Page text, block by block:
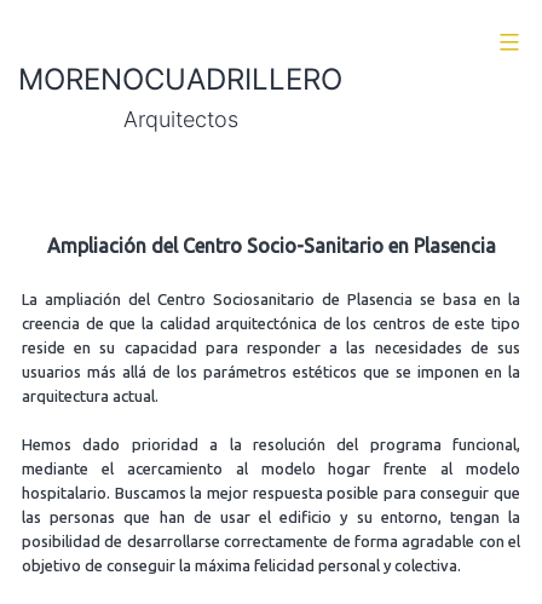
content
MORENOCUADRILLERO
Arquitectos
Ampliación del Centro Socio-Sanitario en Plasencia
La ampliación del Centro Sociosanitario de Plasencia se basa en la
creencia de que la calidad arquitectónica de los centros de este tipo
reside en su capacidad para responder a las necesidades de sus
usuarios más allá de los parámetros estéticos que se imponen en la
arquitectura actual.
Hemos dado prioridad a la resolución del programa funcional,
mediante el acercamiento al modelo hogar frente al modelo
hospitalario. Buscamos la mejor respuesta posible para conseguir que
las personas que han de usar el edificio y su entorno, tengan la
posibilidad de desarrollarse correctamente de forma agradable con el
objetivo de conseguir la máxima felicidad personal y colectiva.